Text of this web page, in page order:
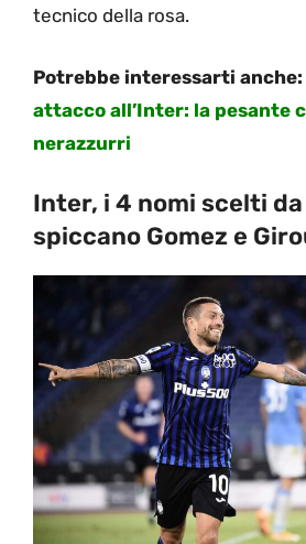
tecnico della rosa.
Potrebbe interessarti anche:
attacco all’Inter: la pesante
nerazzurri
Inter, i 4 nomi scelti
spiccano Gomez e